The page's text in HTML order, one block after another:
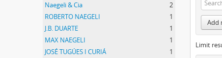
Naegeli & Cia
2
ROBERTO NAEGELI
1
J.B. DUARTE
1
MAX NAEGELI
1
JOSÉ TUGÚES I CURIÁ
1
Add
Limit